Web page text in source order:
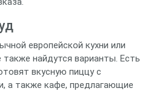
европейской кухни или
найдутся варианты. Есть
вкусную пиццу с
а также кафе, предлагающие